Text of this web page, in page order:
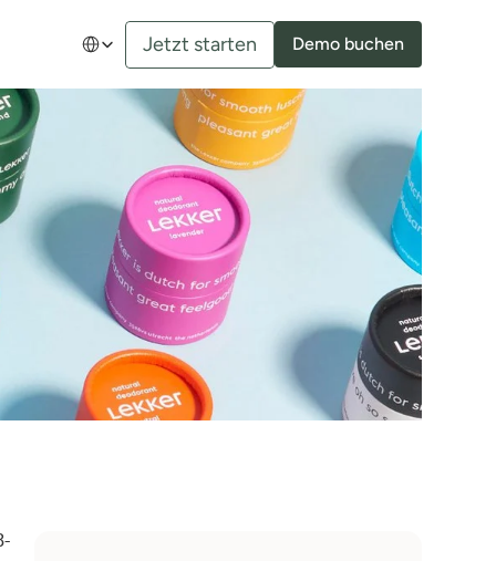
Select Language
Jetzt starten Demo buchen